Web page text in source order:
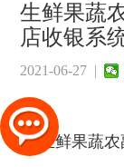
生鲜果蔬
店收银系
2021-06-27 |